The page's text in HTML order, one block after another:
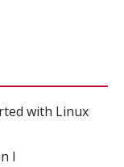
with Linux
I